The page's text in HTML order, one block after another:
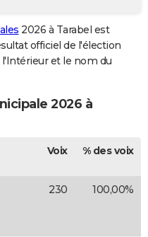
2026 à Tarabel est
officiel de l'élection
et le nom du
2026 à
Voix % des voix
230 100,00%